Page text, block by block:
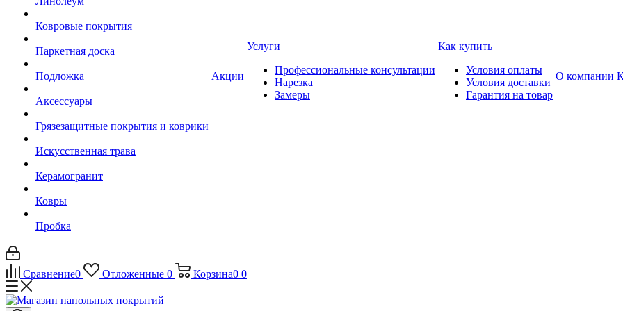
Ковровые покрытия
Паркетная доска
Подложка
Аксессуары
Грязезащитные покрытия и коврики
Искусственная трава
Керамогранит
Ковры
Пробка
Акции
Услуги
Профессиональные консультации
Нарезка
Замеры
Как купить
Условия оплаты
Условия доставки
Гарантия на товар
О компании
Сравнение0 Отложенные 0 Корзина0 0